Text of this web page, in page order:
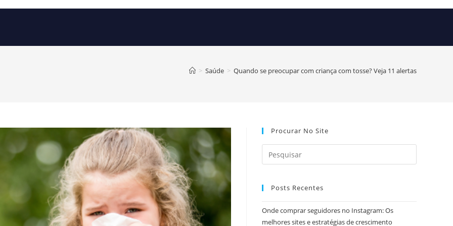
> Saúde > Quando se preocupar com criança com tosse? Veja 11 alertas
Procurar No Site
Posts Recentes
Onde comprar seguidores no Instagram: Os
melhores sites e estratégias de crescimento